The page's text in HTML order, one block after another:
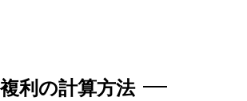
複利の計算方法